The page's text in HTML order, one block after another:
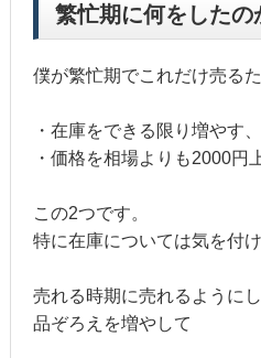
繁忙期に何をしたの
僕が繁忙期でこれだけ売る
・在庫をできる限り増やす
・価格を相場よりも2000円
この2つです。
特に在庫については気を付
売れる時期に売れるように
品ぞろえを増やして